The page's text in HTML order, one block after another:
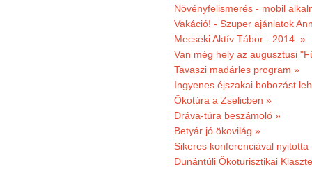
Növényfelismerés - mobil
Vakáció! - Szuper ajánlatok
Mecseki Aktív Tábor - 2014. »
Van még hely az augusztusi
Tavaszi madárles program »
Ingyenes éjszakai bobozást
Ökotúra a Zselicben »
Dráva-túra beszámoló »
Betyár jó ökovilág »
Sikeres konferenciával
Dunántúli Ökoturisztikai